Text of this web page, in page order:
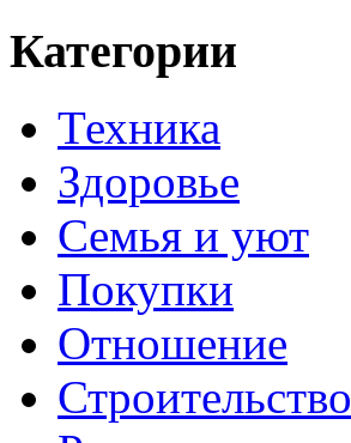
Категории
Техника
Здоровье
Семья и уют
Покупки
Отношение
Строительство